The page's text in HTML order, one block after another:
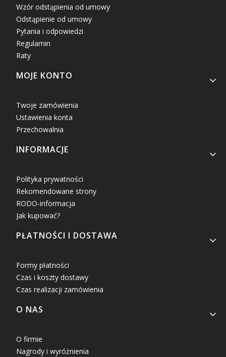
Wzór odstąpienia od umowy
Odstąpienie od umowy
Pytania i odpowiedzi
Regulamin
Raty
MOJE KONTO
Twoje zamówienia
Ustawienia konta
Przechowalnia
INFORMACJE
Polityka prywatności
Rekomendowane strony
RODO-informacja
Jak kupować?
PŁATNOŚCI I DOSTAWA
Formy płatności
Czas i koszty dostawy
Czas realizacji zamówienia
O NAS
O firmie
Nagrody i wyróżnienia